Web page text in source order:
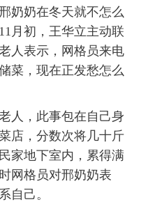
奶奶在冬天就不怎么
月初，王华立主动联
人表示，网格员来电
菜，现在正发愁怎么
，此事包在自己身
店，分数次将几十斤
家地下室内，累得满
网格员对邢奶奶表
自己。